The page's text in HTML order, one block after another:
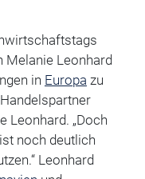
Leonhard
in Europa zu
Leonhard. „Doch
noch deutlich
Leonhard